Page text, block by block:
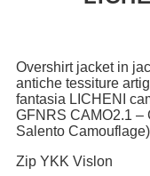
Overshirt jacket in
antiche tessiture
fantasia LICHENI
GFNRS CAMO2.1 –
Salento Camouflage)
Zip YKK Vislon